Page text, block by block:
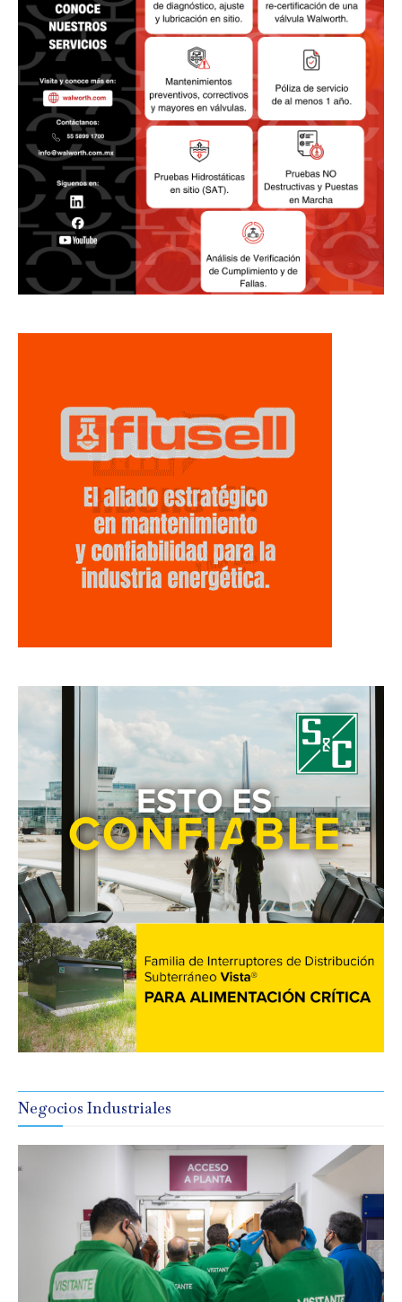
Negocios Industriales